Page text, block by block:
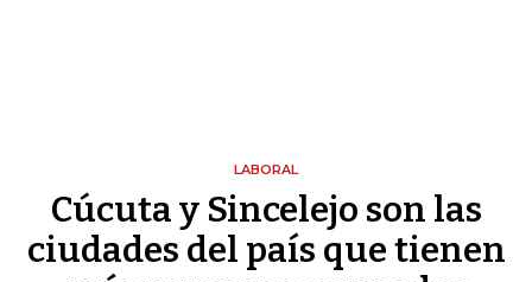
LABORAL
Cúcuta y Sincelejo son las
ciudades del país que tienen